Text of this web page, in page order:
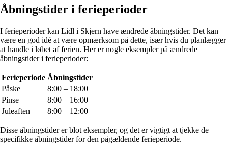
Åbningstider i ferieperioder
I ferieperioder kan Lidl i Skjern have ændrede åbningstider. Det kan
være en god idé at være opmærksom på dette, især hvis du planlægger
at handle i løbet af ferien. Her er nogle eksempler på ændrede
åbningstider i ferieperioder:
Ferieperiode Åbningstider
Påske
8:00 – 18:00
Pinse
8:00 – 16:00
Juleaften
8:00 – 12:00
Disse åbningstider er blot eksempler, og det er vigtigt at tjekke de
specifikke åbningstider for den pågældende ferieperiode.